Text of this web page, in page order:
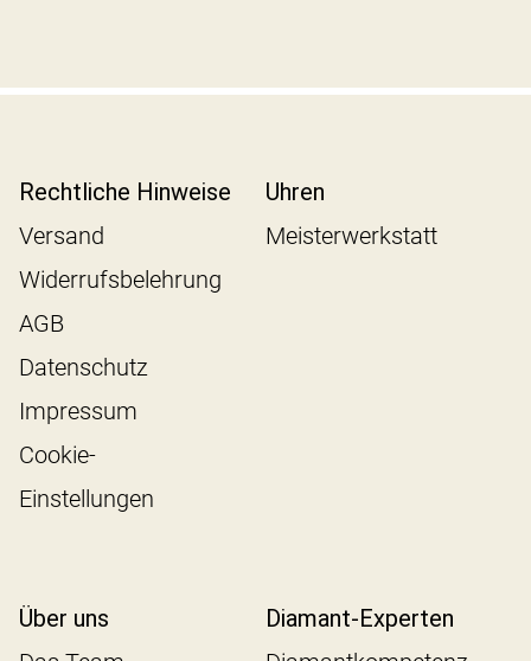
Rechtliche Hinweise
Versand
Widerrufsbelehrung
AGB
Datenschutz
Impressum
Cookie-
Einstellungen
Uhren
Meisterwerkstatt
Über uns
Diamant-Experten